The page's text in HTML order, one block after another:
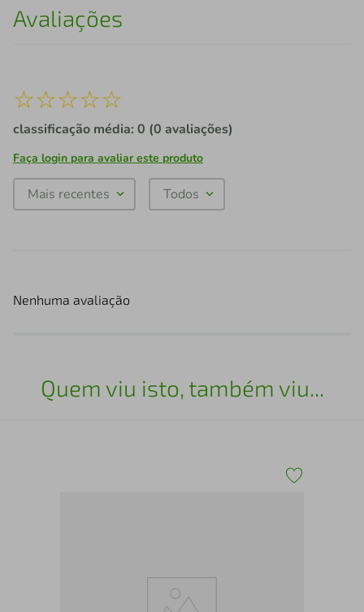
Avaliações
☆☆☆☆☆
classificação média: 0 (0 avaliações)
Faça login para avaliar este produto
Mais recentes Todos
Nenhuma avaliação
Quem viu isto, também viu...